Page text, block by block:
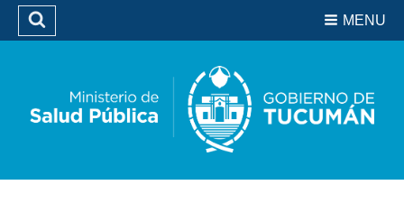
Biblioteca
MENU
Buscar